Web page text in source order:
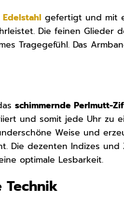
Edelstahl gefertigt und mit
Die feinen Glieder
Tragegefühl. Das
schimmernde Perlmutt-
und somit jede Uhr zu
Weise und
Die dezenten Indizes und
optimale Lesbarkeit.